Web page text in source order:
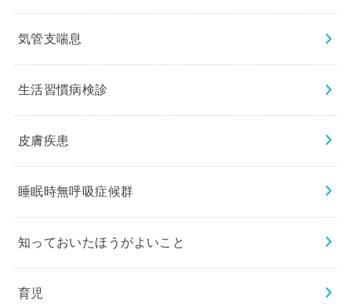
気管支喘息
生活習慣病検診
皮膚疾患
睡眠時無呼吸症候群
知っておいたほうがよいこと
育児